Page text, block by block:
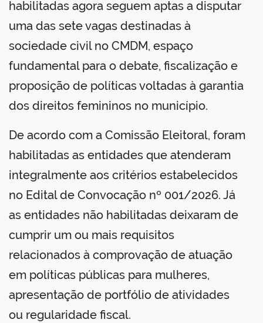
habilitadas agora seguem aptas a disputar
uma das sete vagas destinadas à
sociedade civil no CMDM, espaço
fundamental para o debate, fiscalização e
proposição de políticas voltadas à garantia
dos direitos femininos no município.
De acordo com a Comissão Eleitoral, foram
habilitadas as entidades que atenderam
integralmente aos critérios estabelecidos
no Edital de Convocação nº 001/2026. Já
as entidades não habilitadas deixaram de
cumprir um ou mais requisitos
relacionados à comprovação de atuação
em políticas públicas para mulheres,
apresentação de portfólio de atividades
ou regularidade fiscal.